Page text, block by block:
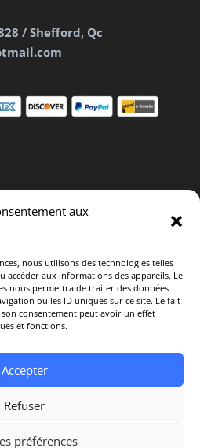
aux
nous utilisons des technologies telles
accéder aux informations des appareils. Le
nous permettra de traiter des données
ou les ID uniques sur ce site. Le fait
consentement peut avoir un effet
et fonctions.
Accepter
Refuser
préférences
/ Shefford, Qc
cookies (CA)
à titre informatif. Il ne
cas un avis médical
parMistral Design Inc.